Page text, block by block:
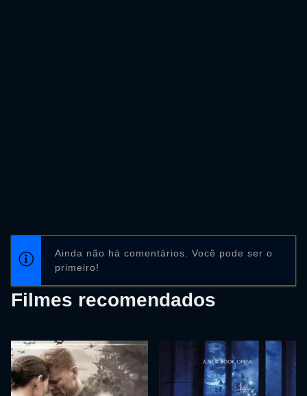
Ainda não há comentários. Você pode ser o
primeiro!
Filmes recomendados